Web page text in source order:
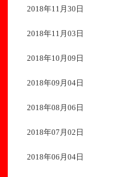
2018年11月30日
2018年11月03日
2018年10月09日
2018年09月04日
2018年08月06日
2018年07月02日
2018年06月04日